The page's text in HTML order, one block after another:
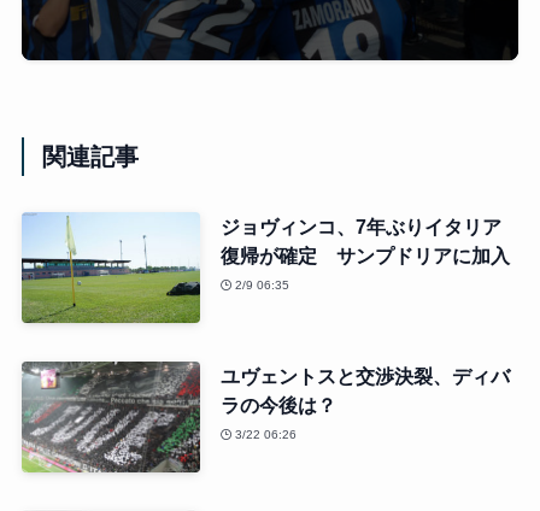
関連記事
ジョヴィンコ、7年ぶりイタリア
復帰が確定 サンプドリアに加入
2/9 06:35
ユヴェントスと交渉決裂、ディバ
ラの今後は？
3/22 06:26